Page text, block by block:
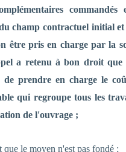
champ contractuel initial
être pris en charge par la
a retenu à bon droit que
de prendre en charge le
qui regroupe tous les
de l'ouvrage ;
le moyen n'est pas fondé ;